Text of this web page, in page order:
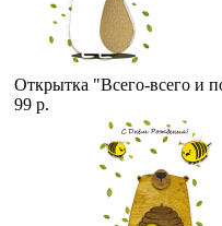
Открытка "Всего-всего и
99 р.